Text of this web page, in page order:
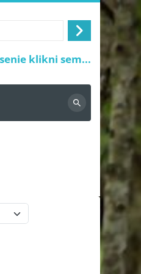
Prihlásiť
klikni sem...
Vyhľadávanie